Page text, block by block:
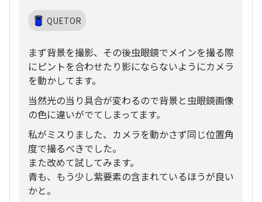
QUETOR
まず背景を撮影、その後虫眼鏡でメインを撮る際
にピントを合わせたり影にならないようにカメラ
を動かしてます。
当然光の当り具合が変わるので背景と虫眼鏡画像
の色に違いがでてしまってます。
私がミスりました、カメラを動かさず同じ位置角
度で撮るべきでした。
また改めて試してみます。
青も、もう少し紫要素の含まれているほうが良い
かと。